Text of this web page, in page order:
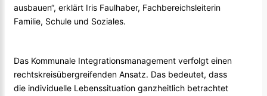
ausbauen“, erklärt Iris Faulhaber, Fachbereichsleiterin
Familie, Schule und Soziales.
Das Kommunale Integrationsmanagement verfolgt einen
rechtskreisübergreifenden Ansatz. Das bedeutet, dass
die individuelle Lebenssituation ganzheitlich betrachtet